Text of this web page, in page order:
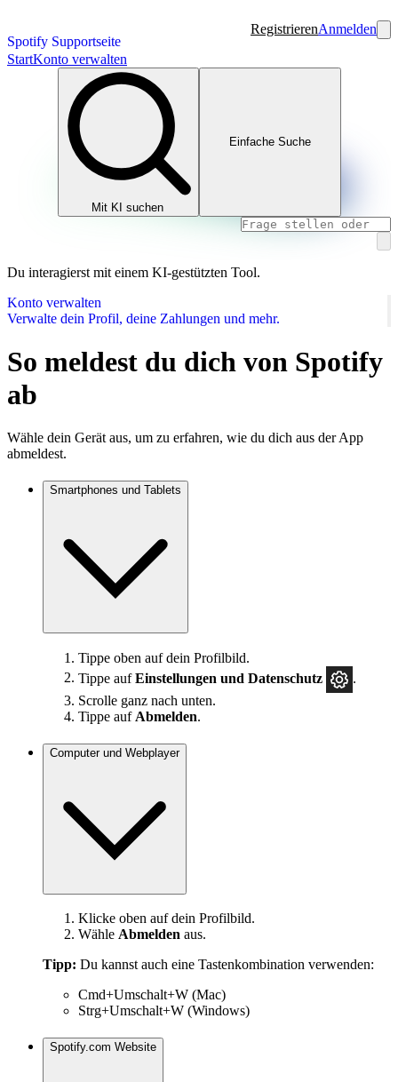
Spotify Supportseite
RegistrierenAnmelden
StartKonto verwalten
Mit KI suchen
Einfache Suche
Du interagierst mit einem KI-gestützten Tool.
Konto verwalten
Verwalte dein Profil, deine Zahlungen und mehr.
So meldest du dich von Spotify
ab
Wähle dein Gerät aus, um zu erfahren, wie du dich aus der App
abmeldest.
Smartphones und Tablets
Tippe oben auf dein Profilbild.
Tippe aufEinstellungen und Datenschutz
.
Scrolle ganz nach unten.
Tippe auf Abmelden.
Computer und Webplayer
Klicke oben auf dein Profilbild.
Wähle Abmelden aus.
Tipp: Du kannst auch eine Tastenkombination verwenden:
Cmd+Umschalt+W (Mac)
Strg+Umschalt+W (Windows)
Spotify.com Website